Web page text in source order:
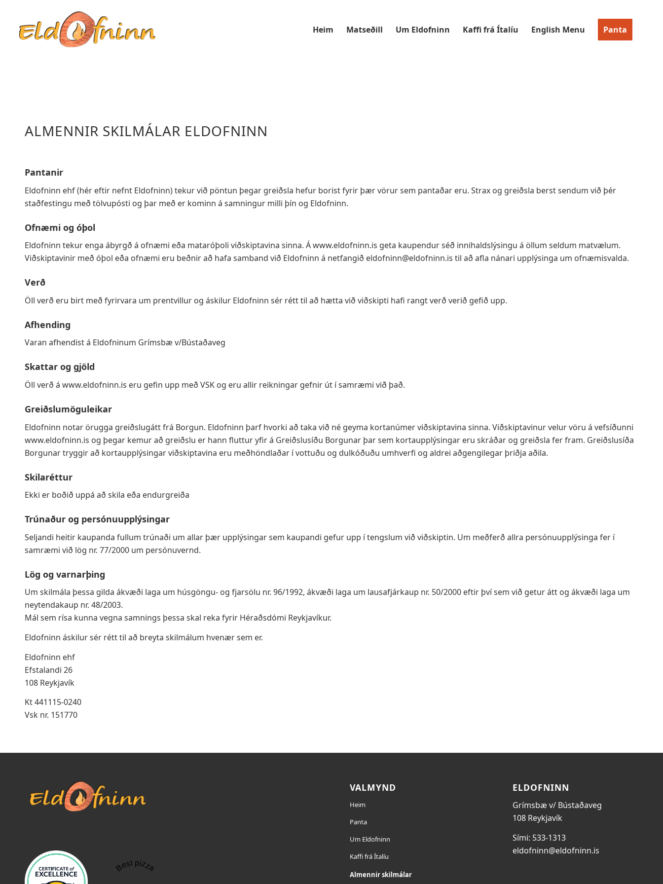
Heim Matseðill Um Eldofninn Kaffi frá Ítalíu English Menu Panta
ALMENNIR SKILMÁLAR ELDOFNINN
Pantanir
Eldofninn ehf (hér eftir nefnt Eldofninn) tekur við pöntun þegar greiðsla hefur borist fyrir þær vörur sem pantaðar eru. Strax og greiðsla berst sendum við þér
staðfestingu með tölvupósti og þar með er kominn á samningur milli þín og Eldofninn.
Ofnæmi og óþol
Eldofninn tekur enga ábyrgð á ofnæmi eða mataróþoli viðskiptavina sinna. Á www.eldofninn.is geta kaupendur séð innihaldslýsingu á öllum seldum matvælum.
Viðskiptavinir með óþol eða ofnæmi eru beðnir að hafa samband við Eldofninn á netfangið eldofninn@eldofninn.is til að afla nánari upplýsinga um ofnæmisvalda.
Verð
Öll verð eru birt með fyrirvara um prentvillur og áskilur Eldofninn sér rétt til að hætta við viðskipti hafi rangt verð verið gefið upp.
Afhending
Varan afhendist á Eldofninum Grímsbæ v/Bústaðaveg
Skattar og gjöld
Öll verð á www.eldofninn.is eru gefin upp með VSK og eru allir reikningar gefnir út í samræmi við það.
Greiðslumöguleikar
Eldofninn notar örugga greiðslugátt frá Borgun. Eldofninn þarf hvorki að taka við né geyma kortanúmer viðskiptavina sinna. Viðskiptavinur velur vöru á vefsíðunni
www.eldofninn.is og þegar kemur að greiðslu er hann fluttur yfir á Greiðslusíðu Borgunar þar sem kortaupplýsingar eru skráðar og greiðsla fer fram. Greiðslusíða
Borgunar tryggir að kortaupplýsingar viðskiptavina eru meðhöndlaðar í vottuðu og dulkóðuðu umhverfi og aldrei aðgengilegar þriðja aðila.
Skilaréttur
Ekki er boðið uppá að skila eða endurgreiða
Trúnaður og persónuupplýsingar
Seljandi heitir kaupanda fullum trúnaði um allar þær upplýsingar sem kaupandi gefur upp í tengslum við viðskiptin. Um meðferð allra persónuupplýsinga fer í
samræmi við lög nr. 77/2000 um persónuvernd.
Lög og varnarþing
Um skilmála þessa gilda ákvæði laga um húsgöngu- og fjarsölu nr. 96/1992, ákvæði laga um lausafjárkaup nr. 50/2000 eftir því sem við getur átt og ákvæði laga um
neytendakaup nr. 48/2003.
Mál sem rísa kunna vegna samnings þessa skal reka fyrir Héraðsdómi Reykjavíkur.
Eldofninn áskilur sér rétt til að breyta skilmálum hvenær sem er.
Eldofninn ehf
Efstalandi 26
108 Reykjavík
Kt 441115-0240
Vsk nr. 151770
Best pizza
VALMYND
Heim
Panta
Um Eldofninn
Kaffi frá Ítalíu
Almennir skilmálar
ELDOFNINN
Grímsbæ v/ Bústaðaveg
108 Reykjavík
Sími: 533-1313
eldofninn@eldofninn.is